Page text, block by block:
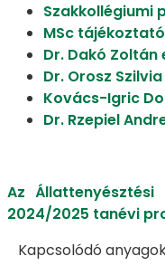
Szakkollégiumi
MSc tájékoztató
Dr. Dakó
Dr. Orosz
Kovács-Igric
Dr. Rzepiel
Az Állattenyésztési
2024/2025 tanévi
Kapcsolódó